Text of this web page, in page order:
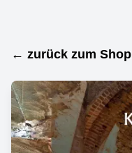
← zurück zum Shop